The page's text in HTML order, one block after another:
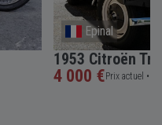
Epinal
1953 Citroën
4 000 €Prix actuel •